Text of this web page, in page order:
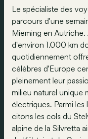
Le spécialiste des
parcours d'une
Mieming en
d'environ 1.000 km
quotidiennement
célèbres d'Europe
pleinement leur
milieu naturel unique
électriques. Parmi les
citons les cols du
alpine de la Silvretta